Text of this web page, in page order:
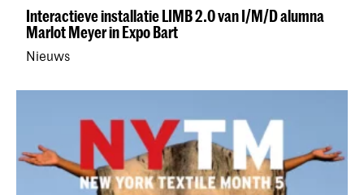
Interactieve installatie LIMB 2.0 van I/M/D alumna
Marlot Meyer in Expo Bart
Nieuws